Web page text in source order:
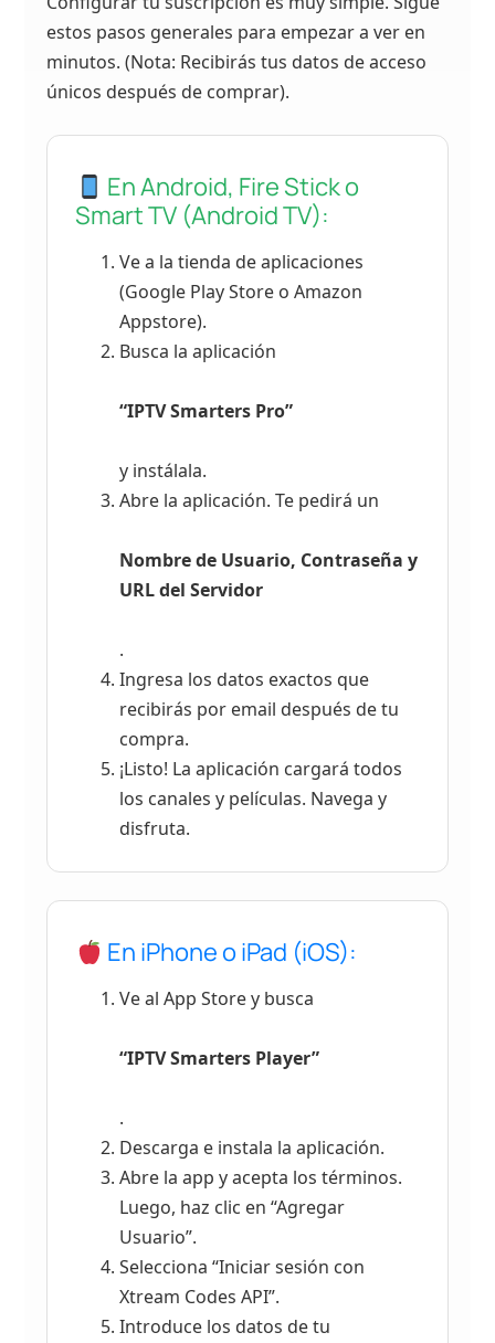
estos pasos generales para empezar a ver en
minutos. (Nota: Recibirás tus datos de acceso
únicos después de comprar).
En Android, Fire Stick o
Smart TV (Android TV):
Ve a la tienda de aplicaciones
(Google Play Store o Amazon
Appstore).
Busca la aplicación
“IPTV Smarters Pro”
y instálala.
Abre la aplicación. Te pedirá un
Nombre de Usuario, Contraseña y
URL del Servidor
.
Ingresa los datos exactos que
recibirás por email después de tu
compra.
¡Listo! La aplicación cargará todos
los canales y películas. Navega y
disfruta.
En iPhone o iPad (iOS):
Ve al App Store y busca
“IPTV Smarters Player”
.
Descarga e instala la aplicación.
Abre la app y acepta los términos.
Luego, haz clic en “Agregar
Usuario”.
Selecciona “Iniciar sesión con
Xtream Codes API”.
Introduce los datos de tu